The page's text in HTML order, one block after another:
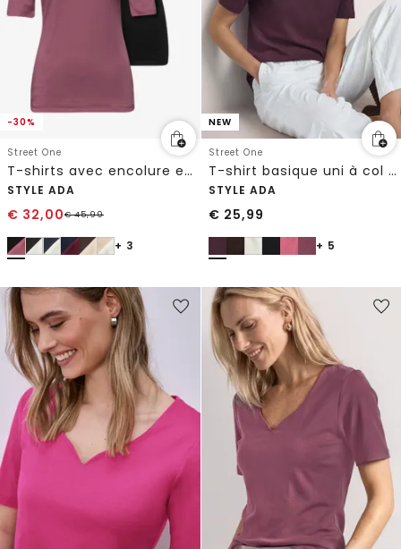
-30%
Street One
T-shirts avec encolure en cœur en pack de 2
STYLE ADA
€ 32,00€45,99
+ 3
NEW
Street One
T-shirt basique uni à col cœur
STYLE ADA
€ 25,99
+ 5